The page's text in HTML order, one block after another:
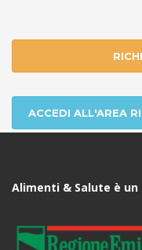
ACCEDI ALL'AREA
Alimenti & Salute è